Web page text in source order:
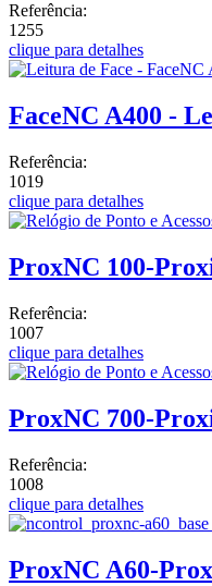
Referência:
1255
clique para detalhes
FaceNC A400 -
Referência:
1019
clique para detalhes
ProxNC 100-
Referência:
1007
clique para detalhes
ProxNC 700-
Referência:
1008
clique para detalhes
ProxNC A60-